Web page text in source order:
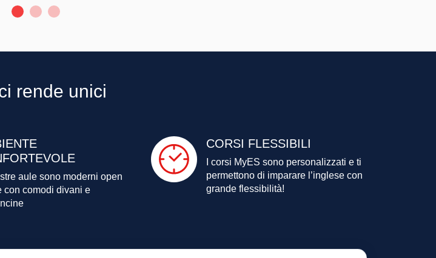
rende unici
aule sono moderni open
con comodi divani e
CORSI FLESSIBILI
I corsi MyES sono personalizzati e ti
permettono di imparare l’inglese con
grande flessibilità!